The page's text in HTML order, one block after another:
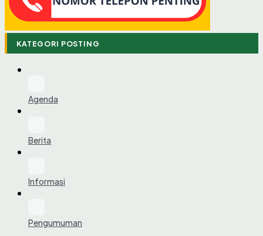
KATEGORI POSTING
Agenda
Berita
Informasi
Pengumuman